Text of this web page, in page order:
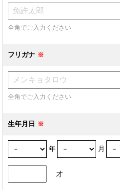
全角でご入力ください
フリガナ
全角でご入力ください
生年月日
年 月
才